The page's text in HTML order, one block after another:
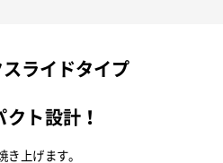
ライドタイプ
ト設計！
上げます。